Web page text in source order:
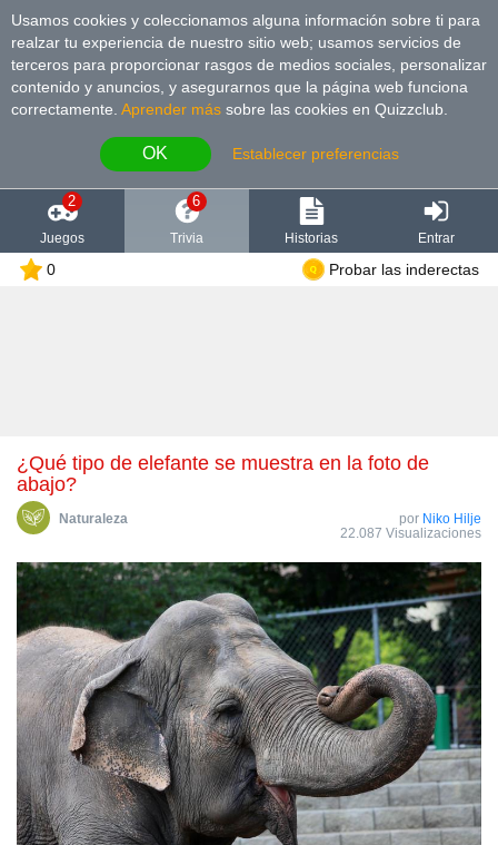
Usamos cookies y coleccionamos alguna información sobre ti para
realzar tu experiencia de nuestro sitio web; usamos servicios de
terceros para proporcionar rasgos de medios sociales, personalizar
contenido y anuncios, y asegurarnos que la página web funciona
correctamente. Aprender más sobre las cookies en Quizzclub.
OK Establecer preferencias
2
Juegos
6
Trivia Historias Entrar
0 Probar las inderectas
¿Qué tipo de elefante se muestra en la foto de
abajo?
Naturaleza por Niko Hilje
22.087 Visualizaciones